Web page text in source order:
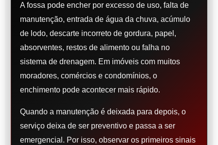
A fossa pode encher por excesso de uso, falta de
manutenção, entrada de água da chuva, acúmulo
de lodo, descarte incorreto de gordura, papel,
absorventes, restos de alimento ou falha no
sistema de drenagem. Em imóveis com muitos
moradores, comércios e condomínios, o
enchimento pode acontecer mais rápido.
Quando a manutenção é deixada para depois, o
serviço deixa de ser preventivo e passa a ser
emergencial. Por isso, observar os primeiros sinais